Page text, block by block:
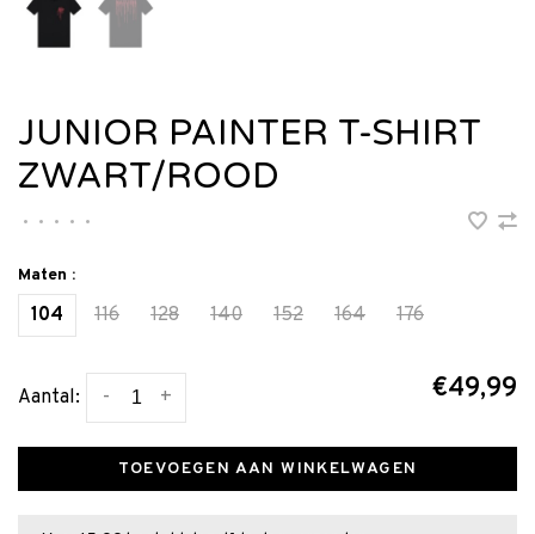
JUNIOR PAINTER T-SHIRT
ZWART/ROOD
• • • • •
Maten :
104 116 128 140 152 164 176
Aantal: +
- €49,99
TOEVOEGEN AAN WINKELWAGEN